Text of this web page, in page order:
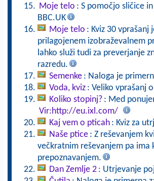
Moje telo : S pomočjo sličice
BBC.UK
Moje telo : Kviz 30 vprašanj
prilagojenem izobraževalnem
lahko služi tudi za preverjanje
razredu.
Semenke : Naloga je
Voda, kviz : Veliko vprašanj
Koliko stopinj? : Med
Vir:http://eu.ixl.com/
Kaj vem o pticah : Kviz za
Naše ptice : Z reševanjem
večkratnim reševanjem pa ima
prepoznavanjem.
Dan Zemlje 2 : Utrjevanje